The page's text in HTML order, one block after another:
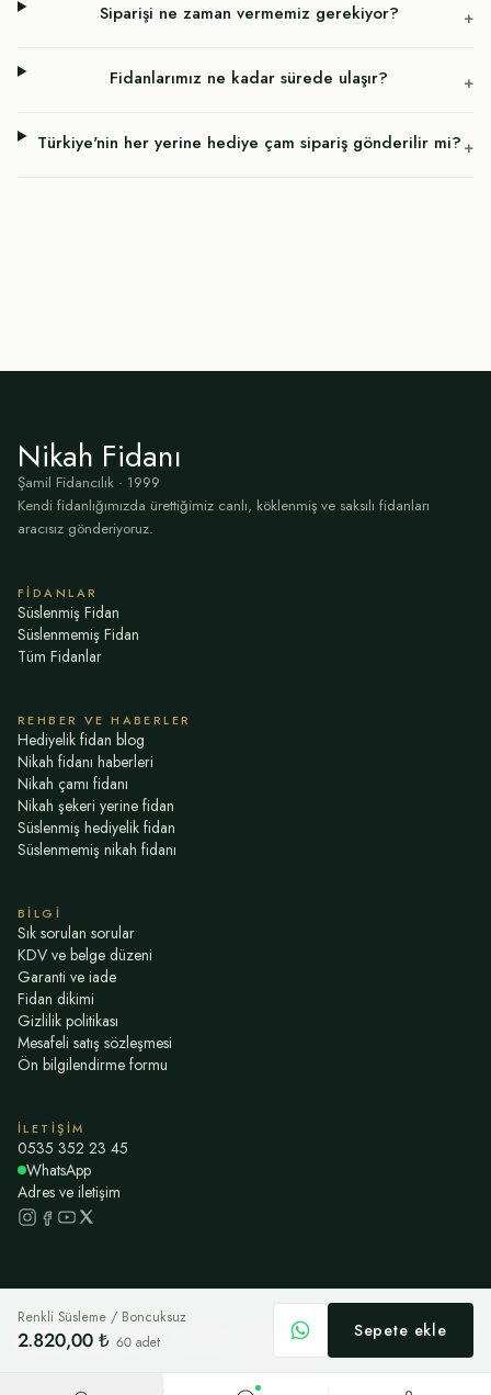
Renkli Süsleme / Boncuksuz
2.820,00 ₺ 60 adet
Sepete ekle
Siparişi ne zaman vermemiz gerekiyor? +
Fidanlarımız ne kadar sürede ulaşır? +
Türkiye'nin her yerine hediye çam sipariş gönderilir mi?+
Nikah Fidanı
Şamil Fidancılık · 1999
Kendi fidanlığımızda ürettiğimiz canlı, köklenmiş ve saksılı fidanları
aracısız gönderiyoruz.
FIDANLAR
Süslenmiş Fidan
Süslenmemiş Fidan
Tüm Fidanlar
REHBER VE HABERLER
Hediyelik fidan blog
Nikah fidanı haberleri
Nikah çamı fidanı
Nikah şekeri yerine fidan
Süslenmiş hediyelik fidan
Süslenmemiş nikah fidanı
BILGI
Sık sorulan sorular
KDV ve belge düzeni
Garanti ve iade
Fidan dikimi
Gizlilik politikası
Mesafeli satış sözleşmesi
Ön bilgilendirme formu
İLETIŞIM
0535 352 23 45
WhatsApp
Adres ve iletişim
© 2026 Nikah Fidanı Havale / EFT ile ödeme · kart bilgisi istemiyoruz